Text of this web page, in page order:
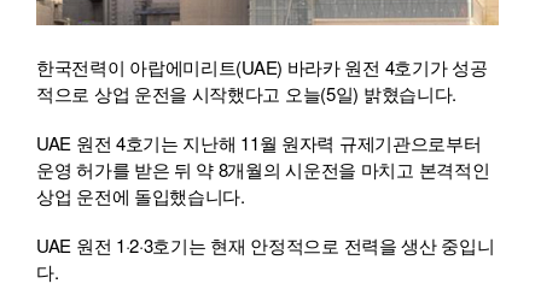
한국전력이 아랍에미리트(UAE) 바라카 원전 4호기가 성공
적으로 상업 운전을 시작했다고 오늘(5일) 밝혔습니다.
UAE 원전 4호기는 지난해 11월 원자력 규제기관으로부터
운영 허가를 받은 뒤 약 8개월의 시운전을 마치고 본격적인
상업 운전에 돌입했습니다.
UAE 원전 1·2·3호기는 현재 안정적으로 전력을 생산 중입니
다.